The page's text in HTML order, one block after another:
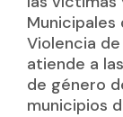
Municipales
Violencia
atiende a
de género
municipios